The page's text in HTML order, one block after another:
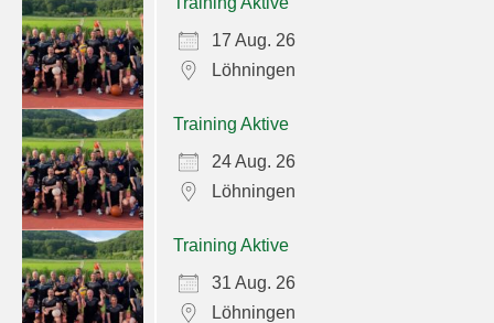
17 Aug. 26
Löhningen
Training Aktive
24 Aug. 26
Löhningen
Training Aktive
31 Aug. 26
Löhningen